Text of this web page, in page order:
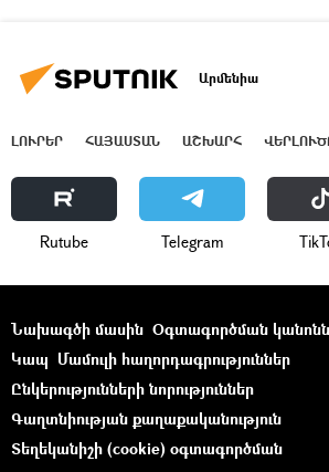
Արմենիա
ԼՈՒՐԵՐ ՀԱՅԱՍՏԱՆ ԱՇԽԱՐՀ
Rutube Telegram
Նախագծի մասին Օգտագործման
Կապ Մամուլի հաղորդագրություններ
Ընկերությունների նորություններ
Գաղտնիության քաղաքականություն
Տեղեկանիշի (cookie) օգտագործման